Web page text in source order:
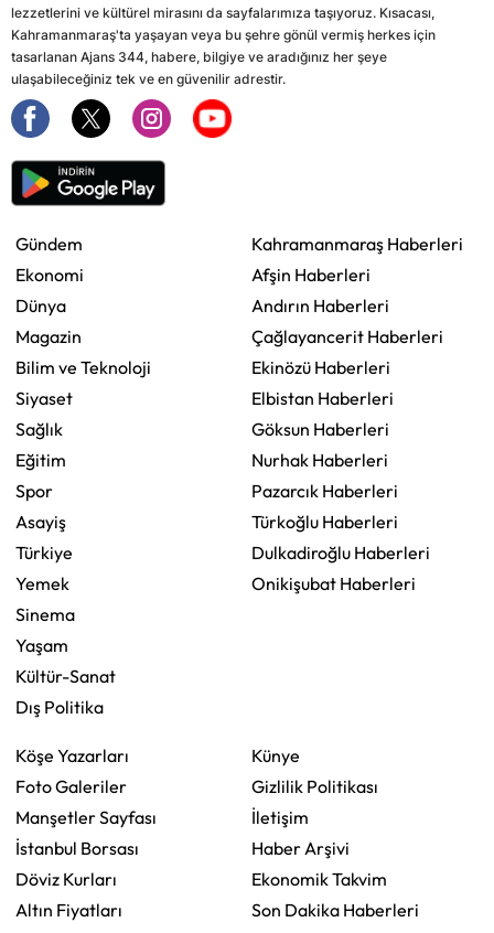
lezzetlerini ve kültürel mirasını da sayfalarımıza taşıyoruz. Kısacası,
Kahramanmaraş'ta yaşayan veya bu şehre gönül vermiş herkes için
tasarlanan Ajans 344, habere, bilgiye ve aradığınız her şeye
ulaşabileceğiniz tek ve en güvenilir adrestir.
Gündem
Ekonomi
Dünya
Magazin
Bilim ve Teknoloji
Siyaset
Sağlık
Eğitim
Spor
Asayiş
Türkiye
Yemek
Sinema
Yaşam
Kültür-Sanat
Dış Politika
Kahramanmaraş Haberleri
Afşin Haberleri
Andırın Haberleri
Çağlayancerit Haberleri
Ekinözü Haberleri
Elbistan Haberleri
Göksun Haberleri
Nurhak Haberleri
Pazarcık Haberleri
Türkoğlu Haberleri
Dulkadiroğlu Haberleri
Onikişubat Haberleri
Köşe Yazarları
Foto Galeriler
Manşetler Sayfası
İstanbul Borsası
Döviz Kurları
Altın Fiyatları
Künye
Gizlilik Politikası
İletişim
Haber Arşivi
Ekonomik Takvim
Son Dakika Haberleri